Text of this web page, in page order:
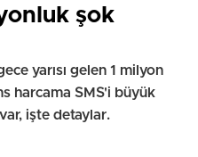
şok
yarısı gelen 1 milyon
harcama SMS'i büyük
var, işte detaylar.